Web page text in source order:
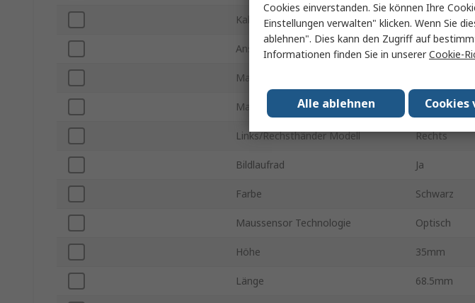
Kabelgestützt/Drahtlos Verdrahtet
Anschlussart USB
Maustyp
Maustasten
Links/Rechsthänder Modell Rechts
Bildlaufrad Ja
Farbe Schwarz
Maussensor Technologie Optisch
Höhe 35mm
Länge 68.5mm
Cookies einverstanden. Sie können Ihre
Einstellungen verwalten" klicken. Wenn Sie
ablehnen". Dies kann den Zugriff auf
Informationen finden Sie in unsererCookie-
Alle ablehnen